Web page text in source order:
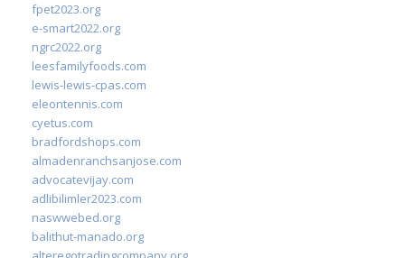
fpet2023.org
e-smart2022.org
ngrc2022.org
leesfamilyfoods.com
lewis-lewis-cpas.com
eleontennis.com
cyetus.com
bradfordshops.com
almadenranchsanjose.com
advocatevijay.com
adlibilimler2023.com
naswwebed.org
balithut-manado.org